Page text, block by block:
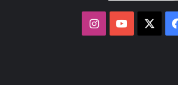
فيسبوك ‫YouTubeانستقرام